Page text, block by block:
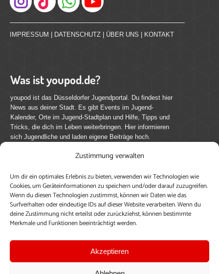
Zustimmung verwalten
Um dir ein optimales Erlebnis zu bieten, verwenden wir Technologien wie
Cookies, um Geräteinformationen zu speichern und/oder darauf zuzugreifen.
Wenn du diesen Technologien zustimmst, können wir Daten wie das
Surfverhalten oder eindeutige IDs auf dieser Website verarbeiten. Wenn du
deine Zustimmung nicht erteilst oder zurückziehst, können bestimmte
Merkmale und Funktionen beeinträchtigt werden.
Akzeptieren
Instagram
IMPRESSUM DATENSCHUTZ ÜBER UNS KONTAKT
Was ist youpod.de?
youpod ist das Düsseldorfer Jugendportal. Du findest hier
News aus deiner Stadt. Es gibt Events im Jugend-
Kalender, Orte im Jugend-Stadtplan und Hilfe, Tipps und
Tricks, die dich im Leben weiterbringen. Hier informieren
sich Jugendliche und laden eigene Beiträge hoch.
Mach mit bei youpod.de!
youpod.de lebt von Menschen wie dir. Sammel
journalistische Erfahrung, teile deine Perspektive und
veröffentliche deine Beiträge auf youpod.de.Du musst
dich anmelden, um alle Funktionen nutzen zu können, ein
Profil anzulegen, eigene Beiträge hochzuladen und zu
Einloggen